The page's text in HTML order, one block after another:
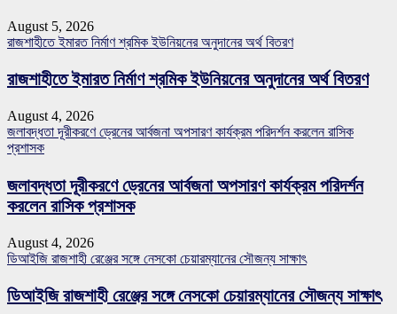
August 5, 2026
রাজশাহীতে ইমারত নির্মাণ শ্রমিক ইউনিয়নের অনুদানের অর্থ বিতরণ
রাজশাহীতে ইমারত নির্মাণ শ্রমিক ইউনিয়নের অনুদানের অর্থ বিতরণ
August 4, 2026
জলাবদ্ধতা দূরীকরণে ড্রেনের আর্বজনা অপসারণ কার্যক্রম পরিদর্শন করলেন রাসিক
প্রশাসক
জলাবদ্ধতা দূরীকরণে ড্রেনের আর্বজনা অপসারণ কার্যক্রম পরিদর্শন
করলেন রাসিক প্রশাসক
August 4, 2026
ডিআইজি রাজশাহী রেঞ্জের সঙ্গে নেসকো চেয়ারম্যানের সৌজন্য সাক্ষাৎ
ডিআইজি রাজশাহী রেঞ্জের সঙ্গে নেসকো চেয়ারম্যানের সৌজন্য সাক্ষাৎ